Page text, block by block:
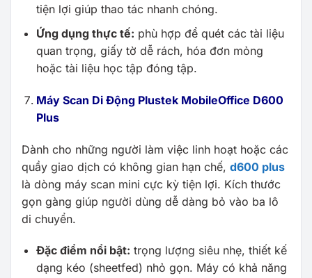
tiện lợi giúp thao tác nhanh chóng.
Ứng dụng thực tế: phù hợp để quét các tài liệu
quan trọng, giấy tờ dễ rách, hóa đơn mỏng
hoặc tài liệu học tập đóng tập.
Máy Scan Di Động Plustek MobileOffice D600
Plus
Dành cho những người làm việc linh hoạt hoặc các
quầy giao dịch có không gian hạn chế, d600 plus
là dòng máy scan mini cực kỳ tiện lợi. Kích thước
gọn gàng giúp người dùng dễ dàng bỏ vào ba lô
di chuyển.
Đặc điểm nổi bật: trọng lượng siêu nhẹ, thiết kế
dạng kéo (sheetfed) nhỏ gọn. Máy có khả năng